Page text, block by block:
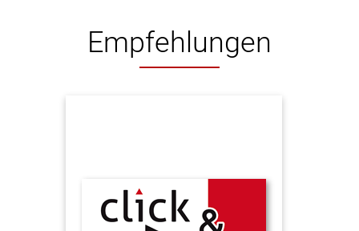
Empfehlungen